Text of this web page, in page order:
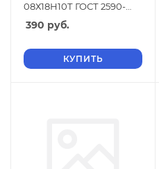
08Х18Н10Т ГОСТ 2590-
2006
390 руб.
КУПИТЬ